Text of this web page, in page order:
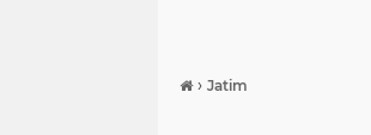
› Jatim